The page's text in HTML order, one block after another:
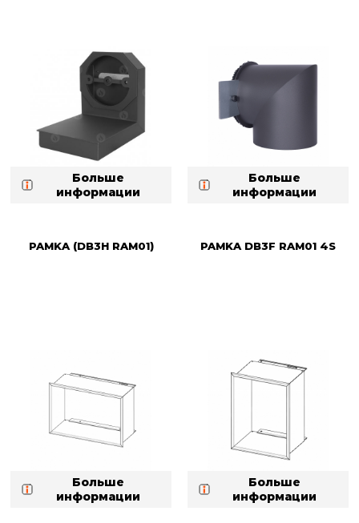
Больше
информации
Больше
информации
PAMKA (DB3H RAM01)
Больше
информации
PAMKA DB3F RAM01 4S
Больше
информации